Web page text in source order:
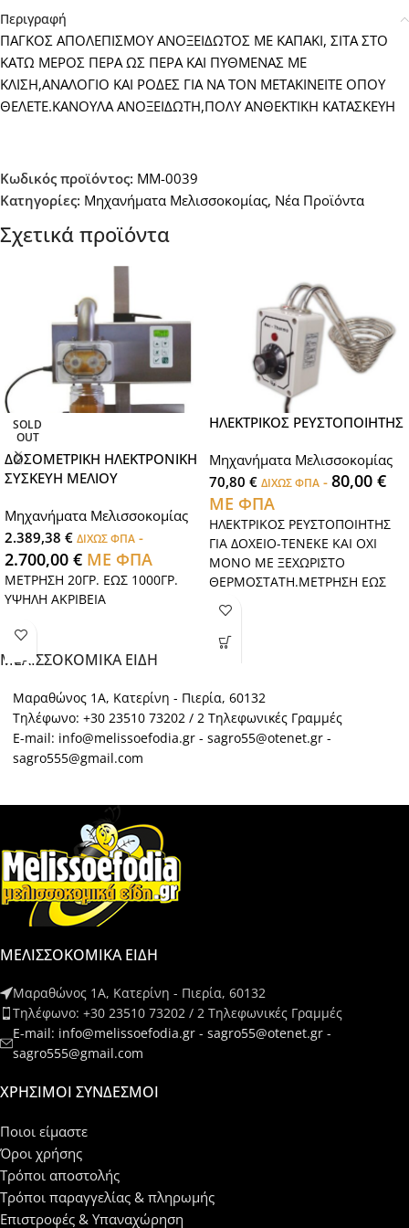
Περιγραφή
ΠΑΓΚΟΣ ΑΠΟΛΕΠΙΣΜΟΥ ΑΝΟΞΕΙΔΩΤΟΣ ΜΕ ΚΑΠΑΚΙ, ΣΙΤΑ ΣΤΟ
ΚΑΤΩ ΜΕΡΟΣ ΠΕΡΑ ΩΣ ΠΕΡΑ ΚΑΙ ΠΥΘΜΕΝΑΣ ΜΕ
ΚΛΙΣΗ,ΑΝΑΛΟΓΙΟ ΚΑΙ ΡΟΔΕΣ ΓΙΑ ΝΑ ΤΟΝ ΜΕΤΑΚΙΝΕΙΤΕ ΟΠΟΥ
ΘΕΛΕΤΕ.ΚΑΝΟΥΛΑ ΑΝΟΞΕΙΔΩΤΗ,ΠΟΛΥ ΑΝΘΕΚΤΙΚΗ ΚΑΤΑΣΚΕΥΗ
Κωδικός προϊόντος: ΜΜ-0039
Κατηγορίες: Μηχανήματα Μελισσοκομίας, Νέα Προϊόντα
Σχετικά προϊόντα
SOLD
OUT
ΔΟΣΟΜΕΤΡΙΚΗ ΗΛΕΚΤΡΟΝΙΚΗ
ΣΥΣΚΕΥΗ ΜΕΛΙΟΥ
Μηχανήματα Μελισσοκομίας
2.389,38 € ΔΙΧΩΣ ΦΠΑ -
2.700,00 € ΜΕ ΦΠΑ
ΜΕΤΡΗΣΗ 20ΓΡ. ΕΩΣ 1000ΓΡ.
ΥΨΗΛΗ ΑΚΡΙΒΕΙΑ
ΗΛΕΚΤΡΙΚΟΣ ΡΕΥΣΤΟΠΟΙΗΤΗΣ
Μηχανήματα Μελισσοκομίας
70,80 € ΔΙΧΩΣ ΦΠΑ - 80,00 €
ΜΕ ΦΠΑ
ΗΛΕΚΤΡΙΚΟΣ ΡΕΥΣΤΟΠΟΙΗΤΗΣ
ΓΙΑ ΔΟΧΕΙΟ-ΤΕΝΕΚΕ ΚΑΙ ΟΧΙ
ΜΟΝΟ ΜΕ ΞΕΧΩΡΙΣΤΟ
ΘΕΡΜΟΣΤΑΤΗ.ΜΕΤΡΗΣΗ ΕΩΣ
80o C.
ΜΕΛΙΣΣΟΚΟΜΙΚΑ ΕΙΔΗ
Μαραθώνος 1Α, Κατερίνη - Πιερία, 60132
Τηλέφωνο: +30 23510 73202 / 2 Τηλεφωνικές Γραμμές
E-mail: info@melissoefodia.gr - sagro55@otenet.gr -
sagro555@gmail.com
ΜΕΛΙΣΣΟΚΟΜΙΚΑ ΕΙΔΗ
Μαραθώνος 1Α, Κατερίνη - Πιερία, 60132
Τηλέφωνο: +30 23510 73202 / 2 Τηλεφωνικές Γραμμές
E-mail: info@melissoefodia.gr - sagro55@otenet.gr -
sagro555@gmail.com
ΧΡΉΣΙΜΟΙ ΣΎΝΔΕΣΜΟΙ
Ποιοι είμαστε
Όροι χρήσης
Τρόποι αποστολής
Τρόποι παραγγελίας & πληρωμής
Επιστροφές & Υπαναχώρηση